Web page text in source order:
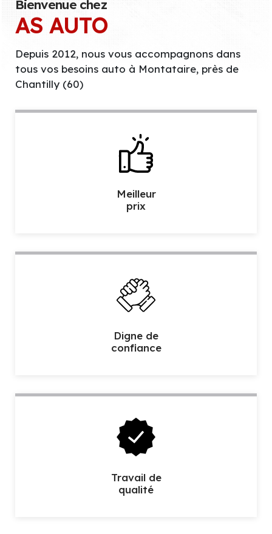
Bienvenue chez
AS AUTO
Depuis 2012, nous vous accompagnons dans
tous vos besoins auto à Montataire, près de
Chantilly (60)
Meilleur
prix
Digne de
confiance
Travail de
qualité